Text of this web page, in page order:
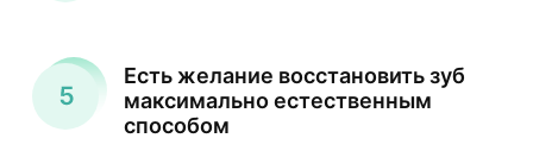
Есть желание восстановить зуб
максимально естественным
способом